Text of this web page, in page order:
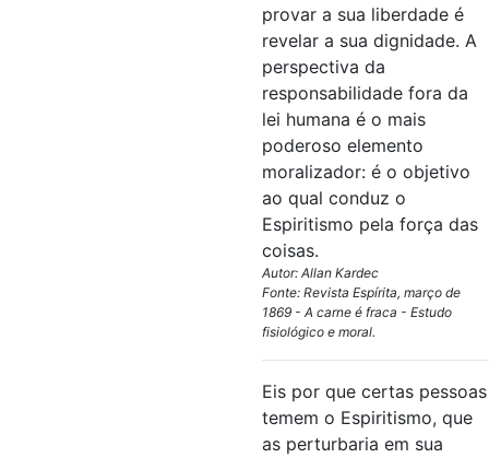
provar a sua liberdade é
revelar a sua dignidade. A
perspectiva da
responsabilidade fora da
lei humana é o mais
poderoso elemento
moralizador: é o objetivo
ao qual conduz o
Espiritismo pela força das
coisas.
Autor: Allan Kardec
Fonte: Revista Espírita, março de
1869 - A carne é fraca - Estudo
fisiológico e moral.
Eis por que certas pessoas
temem o Espiritismo, que
as perturbaria em sua